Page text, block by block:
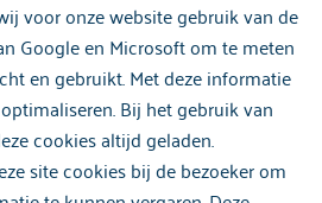
voor onze website gebruik van de
Google en Microsoft om te meten
en gebruikt. Met deze informatie
Bij het gebruik van
cookies altijd geladen.
site cookies bij de bezoeker om